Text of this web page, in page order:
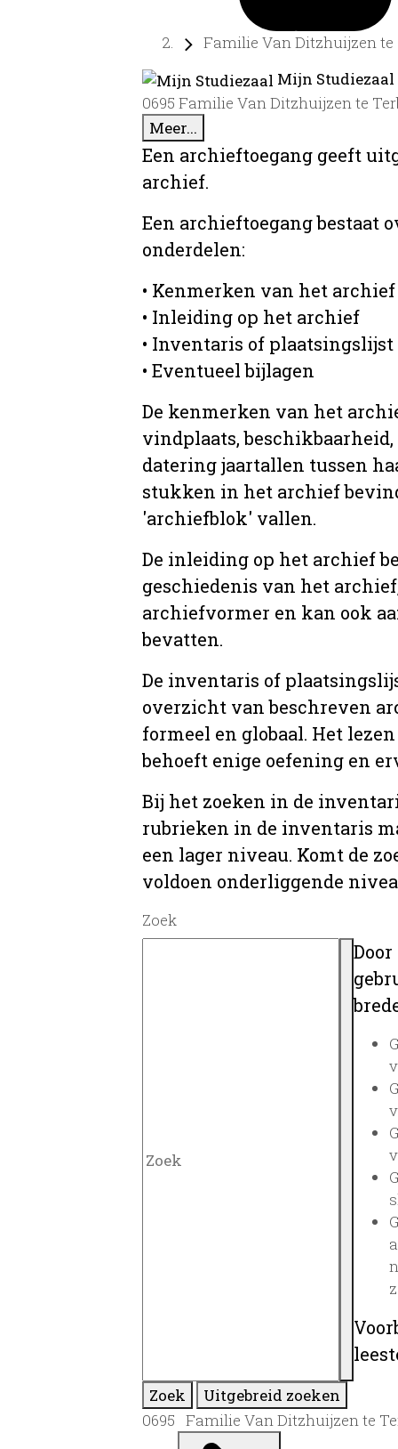
Familie Van Ditzhuijzen te
Mijn
0695 Familie Van Ditzhuijzen te
Meer...
Een archieftoegang geeft
archief.
Een archieftoegang bestaat
onderdelen:
• Kenmerken van het archief
• Inleiding op het archief
• Inventaris of plaatsingslijst
• Eventueel bijlagen
De kenmerken van het
vindplaats,
datering jaartallen tussen
stukken in het archief
'archiefblok' vallen.
De inleiding op het archief
geschiedenis van het
archiefvormer en kan ook
bevatten.
De inventaris of
overzicht van beschreven
formeel en globaal. Het
behoeft enige oefening en
Bij het zoeken in de
rubrieken in de inventaris
een lager niveau. Komt de
voldoen onderliggende
Zoek
Zoek
Uitgebreid zoeken
0695 Familie Van Ditzhuijzen te